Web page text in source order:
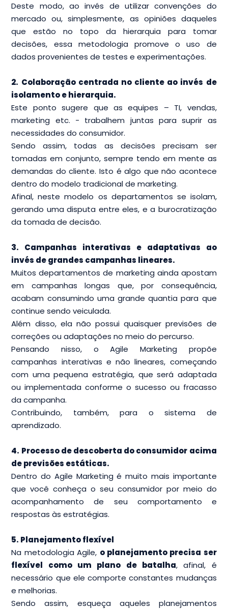
Deste modo, ao invés de utilizar convenções do
mercado ou, simplesmente, as opiniões daqueles
que estão no topo da hierarquia para tomar
decisões, essa metodologia promove o uso de
dados provenientes de testes e experimentações.
2. Colaboração centrada no cliente ao invés de
isolamento e hierarquia.
Este ponto sugere que as equipes – TI, vendas,
marketing etc. - trabalhem juntas para suprir as
necessidades do consumidor.
Sendo assim, todas as decisões precisam ser
tomadas em conjunto, sempre tendo em mente as
demandas do cliente. Isto é algo que não acontece
dentro do modelo tradicional de marketing.
Afinal, neste modelo os departamentos se isolam,
gerando uma disputa entre eles, e a burocratização
da tomada de decisão.
3. Campanhas interativas e adaptativas ao
invés de grandes campanhas lineares.
Muitos departamentos de marketing ainda apostam
em campanhas longas que, por consequência,
acabam consumindo uma grande quantia para que
continue sendo veiculada.
Além disso, ela não possui quaisquer previsões de
correções ou adaptações no meio do percurso.
Pensando nisso, o Agile Marketing propõe
campanhas interativas e não lineares, começando
com uma pequena estratégia, que será adaptada
ou implementada conforme o sucesso ou fracasso
da campanha.
Contribuindo, também, para o sistema de
aprendizado.
4. Processo de descoberta do consumidor acima
de previsões estáticas.
Dentro do Agile Marketing é muito mais importante
que você conheça o seu consumidor por meio do
acompanhamento de seu comportamento e
respostas às estratégias.
5. Planejamento flexível
Na metodologia Agile, o planejamento precisa ser
flexível como um plano de batalha, afinal, é
necessário que ele comporte constantes mudanças
e melhorias.
Sendo assim, esqueça aqueles planejamentos